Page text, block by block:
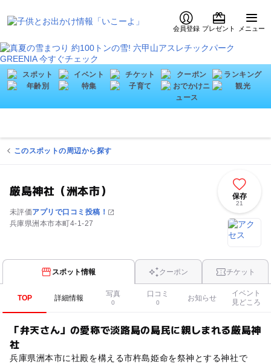
会員登録 プレゼント メニュー
このスポットの周辺から探す
厳島神社（洲本市）
未評価アプリで口コミ投稿！
兵庫県洲本市本町4-1-27
保存
21
スポット情報 クーポン チケット
TOP 詳細情報 写真
0
口コミ
0
お知らせ
イベント
見どころ
「弁天さん」の愛称で淡路島の島民に親しまれる厳島神
社
兵庫県洲本市に社殿を構える市杵島姫命を祭神とする神社で